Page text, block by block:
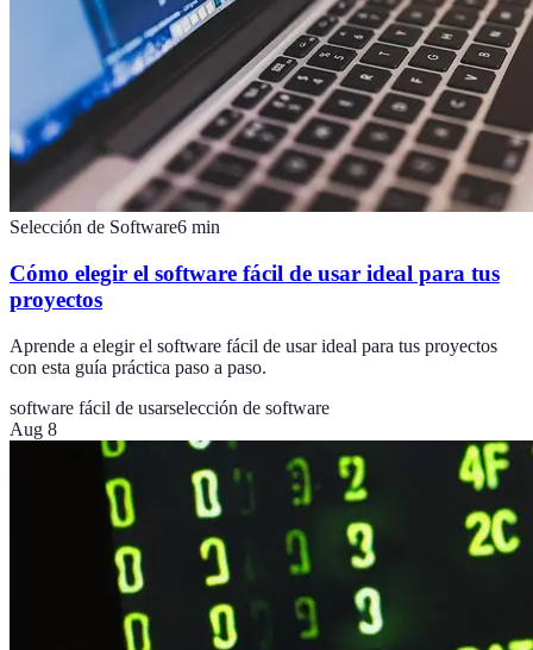
Selección de Software6 min
Cómo elegir el software fácil de usar ideal para tus
proyectos
Aprende a elegir el software fácil de usar ideal para tus proyectos
con esta guía práctica paso a paso.
software fácil de usarselección de software
Aug 8